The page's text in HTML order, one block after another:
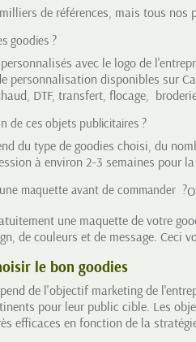
milliers de références, mais tous
goodies ?
personnalisés avec le logo de
personnalisation disponibles sur
DTF, transfert, flocage,
de ces objets publicitaires ?
du type de goodies choisi, du
à environ 2-3 semaines pour
une maquette avant de commander ?
une maquette de votre
de couleurs et de message.
le bon goodies
de l'objectif marketing de
pour leur public cible. Les
efficaces en fonction de la